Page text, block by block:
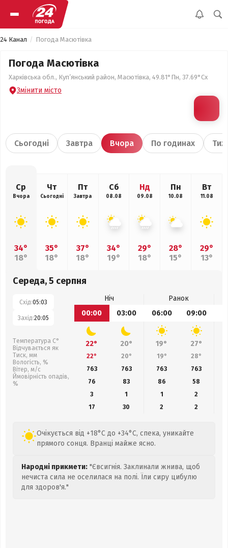
24 Канал Погода Масютівка
Погода Масютівка
Харківська обл., Куп’янський район, Масютівка, 49.81°Пн, 37.69°Сх
Змінити місто
Сьогодні Завтра Вчора По годинах
Ср
Вчора
34°
18°
Чт
Сьогодні
35°
18°
Пт
Завтра
37°
18°
Сб
08.08
34°
19°
Нд
09.08
29°
18°
Пн
10.08
28°
15°
Вт
11.08
29°
13°
Середа, 5 серпня
Схід:05:03
Захід:20:05
Температура С°
Відчувається як
Тиск, мм
Вологість, %
Вітер, м/с
Ймовірність опадів,
%
Ніч
Ранок
00:00
03:00 06:00 09:00
22° 20° 19° 27°
22° 20° 19° 28°
763
763 763 763
76
83 86 58
3
1 1
2
17
30 2 2
Очікується від +18°C до +34°C, спека, уникайте
прямого сонця. Вранці майже ясно.
Народні прикмети: "Євсигнія. Заклинали жнива, щоб
нечиста сила не оселилася на полі. Їли сиру цибулю
для здоров'я."